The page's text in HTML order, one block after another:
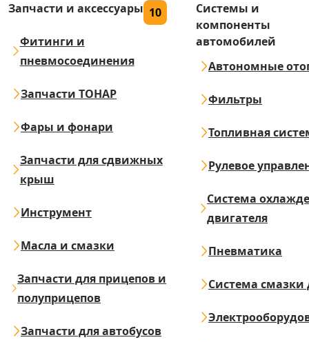
Запчасти и аксессуары 10
Фитинги и
пневмосоединения
Запчасти ТОНАР
Фары и фонари
Запчасти для сдвижных
крыш
Инструмент
Масла и смазки
Запчасти для прицепов и
полуприцепов
Запчасти для автобусов
Системы и
компоненты
автомобилей
Автономные
Фильтры
Топливная
Рулевое
Система
двигателя
Пневматика
Система смазки